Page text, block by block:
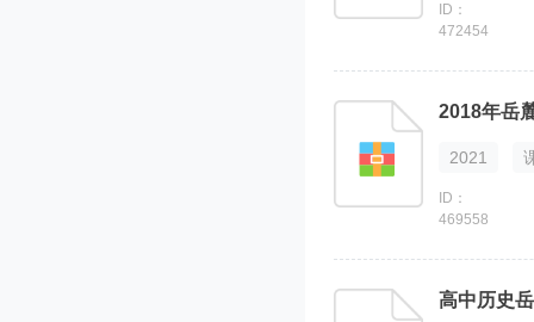
ID：
472454
2018年岳
2021
ID：
469558
高中历史